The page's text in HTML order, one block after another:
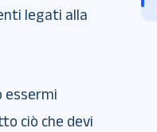
legati alla
essermi
ciò che devi